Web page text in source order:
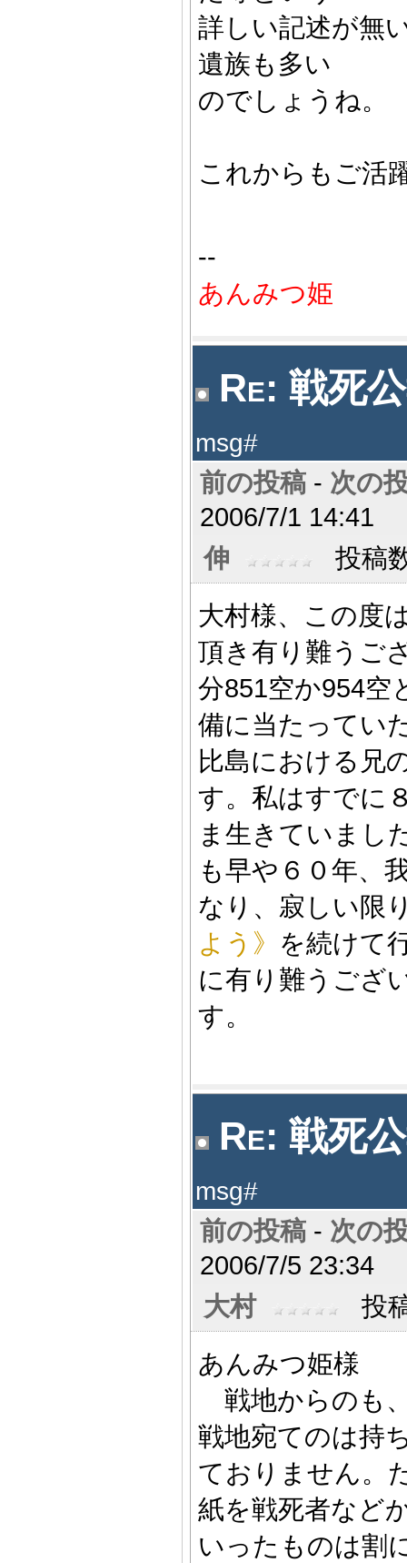
詳しい記述が無
遺族も多い
のでしょうね。
これからもご活
--
あんみつ姫
Re: 戦死
msg#
前の投稿 - 次の
2006/7/1 14:41
伸
投稿
大村様、この度
頂き有り難うご
分851空か954空
備に当たってい
比島における兄
す。私はすでに
ま生きていまし
も早や６０年、
なり、寂しい限
よう》 を続けて
に有り難うござ
す。
Re: 戦死
msg#
前の投稿 - 次の
2006/7/5 23:34
大村
投
あんみつ姫様
戦地からのも
戦地宛てのは持
ておりません。
紙を戦死者など
いったものは割